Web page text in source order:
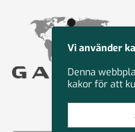
Vi använder
Denna
kakor för att